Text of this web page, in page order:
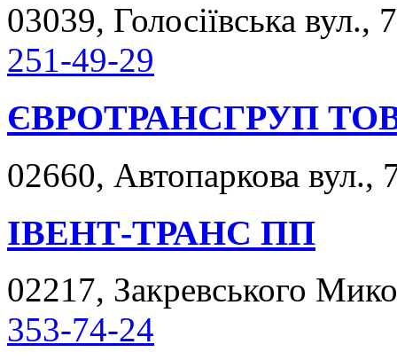
03039, Голосіївська
251-49-29
ЄВРОТРАНСГРУП
02660, Автопаркова вул.,
ІВЕНТ-ТРАНС ПП
02217, Закревського
353-74-24